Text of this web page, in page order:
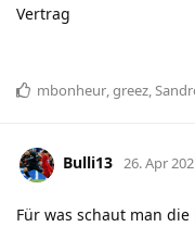
Vertrag
mbonheur greez
Bulli13 26. Apr
Für was schaut man